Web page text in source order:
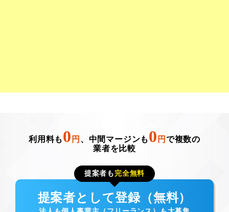
利用料も 0 円 、中間マージンも 0 円 で複数の
業者を比較
提案者も 完全無料
提案者として登録（無料）